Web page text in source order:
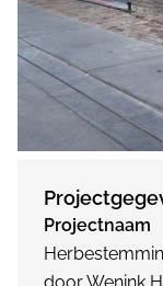
Projectnaam
door Wenink